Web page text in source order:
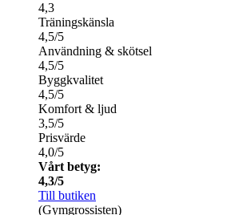
4,3
Träningskänsla
4,5/5
Användning & skötsel
4,5/5
Byggkvalitet
4,5/5
Komfort & ljud
3,5/5
Prisvärde
4,0/5
Vårt betyg:
4,3/5
Till butiken
(Gymgrossisten)